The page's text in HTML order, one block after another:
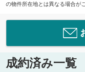
の物件所在地とは異なる場合が
成約済み一覧